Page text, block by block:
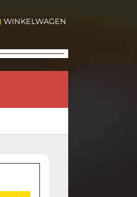
WINKELWAGEN